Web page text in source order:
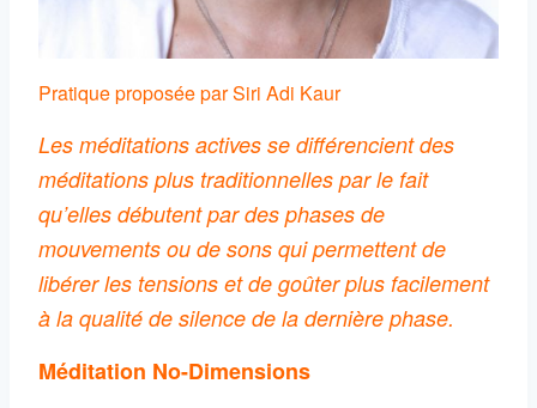
Pratique proposée par Siri Adi Kaur
Les méditations actives se différencient des
méditations plus traditionnelles par le fait
qu’elles débutent par des phases de
mouvements ou de sons qui permettent de
libérer les tensions et de goûter plus facilement
à la qualité de silence de la dernière phase.
Méditation No-Dimensions